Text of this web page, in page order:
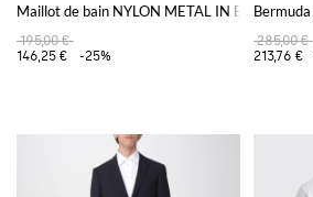
Maillot de bain NYLON METAL IN ECONYL®
195,00 €
146,25 €
-25%
285,00 €
213,76 €